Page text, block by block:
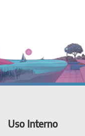
Uso Interno